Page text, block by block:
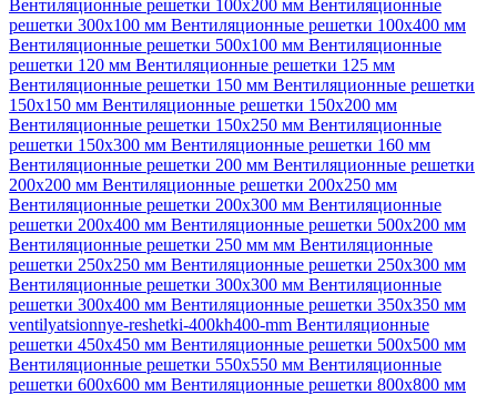
Вентиляционные решетки 100х200 мм Вентиляционные
решетки 300х100 мм Вентиляционные решетки 100х400 мм
Вентиляционные решетки 500х100 мм Вентиляционные
решетки 120 мм Вентиляционные решетки 125 мм
Вентиляционные решетки 150 мм Вентиляционные решетки
150х150 мм Вентиляционные решетки 150х200 мм
Вентиляционные решетки 150х250 мм Вентиляционные
решетки 150х300 мм Вентиляционные решетки 160 мм
Вентиляционные решетки 200 мм Вентиляционные решетки
200х200 мм Вентиляционные решетки 200х250 мм
Вентиляционные решетки 200х300 мм Вентиляционные
решетки 200х400 мм Вентиляционные решетки 500х200 мм
Вентиляционные решетки 250 мм мм Вентиляционные
решетки 250х250 мм Вентиляционные решетки 250х300 мм
Вентиляционные решетки 300х300 мм Вентиляционные
решетки 300х400 мм Вентиляционные решетки 350х350 мм
ventilyatsionnye-reshetki-400kh400-mm Вентиляционные
решетки 450х450 мм Вентиляционные решетки 500х500 мм
Вентиляционные решетки 550х550 мм Вентиляционные
решетки 600х600 мм Вентиляционные решетки 800х800 мм